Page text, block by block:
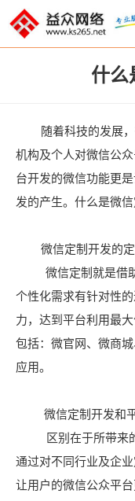
什么
随着科技的发展，
机构及个人对微信公
台开发的微信功能更
发的产生。什么是微信
微信定制开发的定
微信定制就是借助
个性化需求有针对性
力，达到平台利用最
包括：微官网、微商
应用。
微信定制开发和平
区别在于所带来的
通过对不同行业及企
让用户的微信公众平